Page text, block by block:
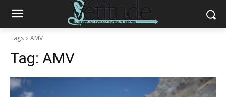
Tags AMV
Tag: AMV